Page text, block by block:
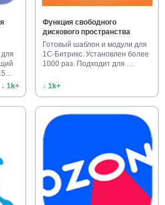
↓ 1k+
Функция свободного
дискового пространства
Готовый шаблон и модули для
1С-Битрикс. Установлен более
1000 раз. Подходит для …
↓ 1k+